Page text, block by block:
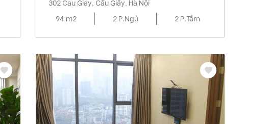
302 Cau Giay, Cầu Giấy, Hà Nội
94 m2
2 P.Ngủ 2 P.Tắm